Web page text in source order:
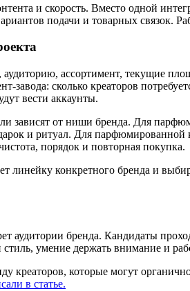
и скорость. Вместо одной
подачи и товарных связок.
аудиторию, ассортимент, текущие
завода: сколько креаторов
вести аккаунты.
зависят от ниши бренда. Для
и ритуал. Для
порядок и повторная покупка.
линейку конкретного бренда и
аудитории бренда. Кандидаты
умение держать внимание и
креаторов, которые могут
в статье.